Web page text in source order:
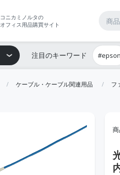
コニカミノルタの
オフィス用品購買サイト
注目のキーワード #epson
ケーブル・ケーブル関連用品 フ